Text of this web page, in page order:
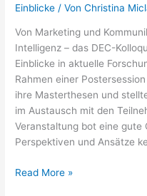
Einblicke / VonChristina
Von Marketing und
Intelligenz – das DEC-
Einblicke in aktuelle
Rahmen einer
ihre Masterthesen und
im Austausch mit den
Veranstaltung bot eine gute
Perspektiven und Ansätze
Das
Read More »